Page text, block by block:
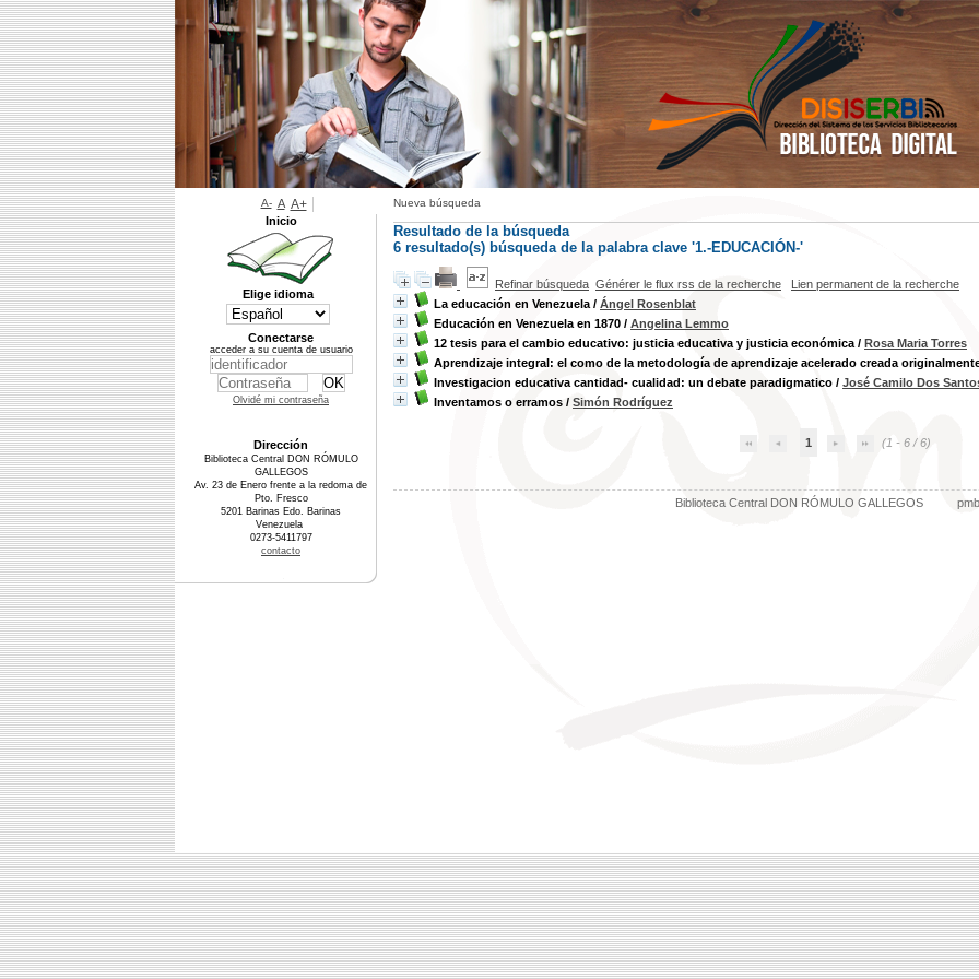
Nueva búsqueda
Resultado de la búsqueda
6 resultado(s) búsqueda de la palabra clave '1.-EDUCACIÓN-'
Refinar búsqueda Générer le flux rss de la recherche
Lien permanent de la recherche
La educación en Venezuela / Ángel Rosenblat
Educación en Venezuela en 1870 / Angelina Lemmo
12 tesis para el cambio educativo: justicia educativa y justicia económica / Rosa Maria Torres
Aprendizaje integral: el como de la metodología de aprendizaje acelerado creada
Investigacion educativa cantidad- cualidad: un debate paradigmatico / José Camilo Dos
Inventamos o erramos / Simón Rodríguez
1 (1 - 6 / 6)
Biblioteca Central DON RÓMULO GALLEGOS pmb
A- A A+
Inicio
Elige idioma
Conectarse
acceder a su cuenta de usuario
Olvidé mi contraseña
Dirección
Biblioteca Central DON RÓMULO
GALLEGOS
Av. 23 de Enero frente a la redoma de
Pto. Fresco
5201 Barinas Edo. Barinas
Venezuela
0273-5411797
contacto